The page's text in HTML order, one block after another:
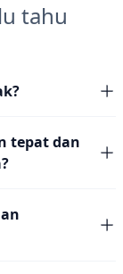
tahu
tepat dan